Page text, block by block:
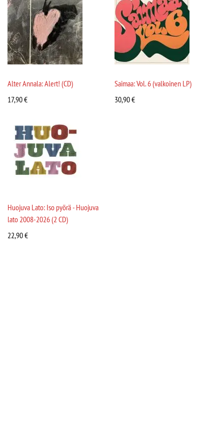
Alter Annala: Alert! (CD)
17,90€
Saimaa: Vol. 6 (valkoinen LP)
30,90€
Huojuva Lato: Iso pyörä - Huojuva
lato 2008-2026 (2 CD)
22,90€